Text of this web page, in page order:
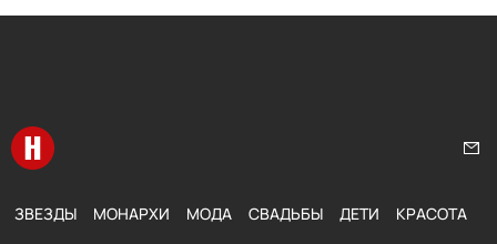
Перейти на главную
ЗВЕЗДЫ МОНАРХИ МОДА СВАДЬБЫ ДЕТИ КРАСОТА